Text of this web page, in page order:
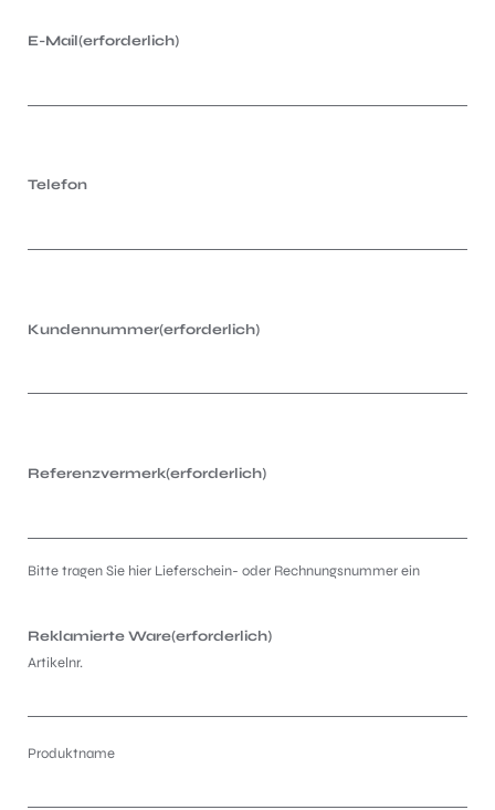
E-Mail(erforderlich)
Telefon
Kundennummer(erforderlich)
Referenzvermerk(erforderlich)
Bitte tragen Sie hier Lieferschein- oder Rechnungsnummer ein
Reklamierte Ware(erforderlich)